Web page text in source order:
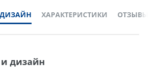
ХАРАКТЕРИСТИКИ ОТЗЫВЫ
дизайн